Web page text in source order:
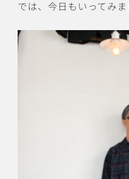
では、今日もいってみま